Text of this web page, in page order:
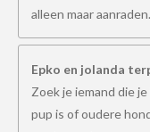
alleen maar aanraden.
Epko en jolanda
Zoek je iemand die
pup is of oudere